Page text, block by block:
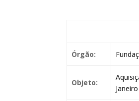
Órgão:
Objeto: